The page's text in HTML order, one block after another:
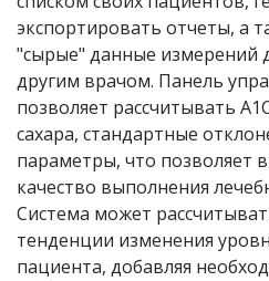
экспортировать отчеты, а
"сырые" данные измерений
другим врачом. Панель
позволяет рассчитывать
сахара, стандартные
параметры, что позволяет
качество выполнения
Система может
тенденции изменения
пациента, добавляя